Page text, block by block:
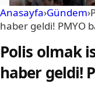
Anasayfa›Gündem›
haber geldi! PMYO
Polis olmak
haber geldi!